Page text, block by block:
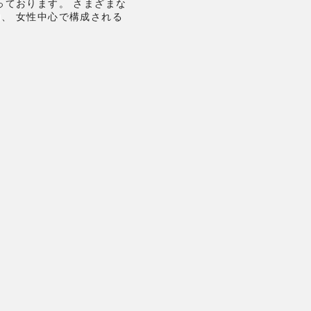
女性中心で構成される